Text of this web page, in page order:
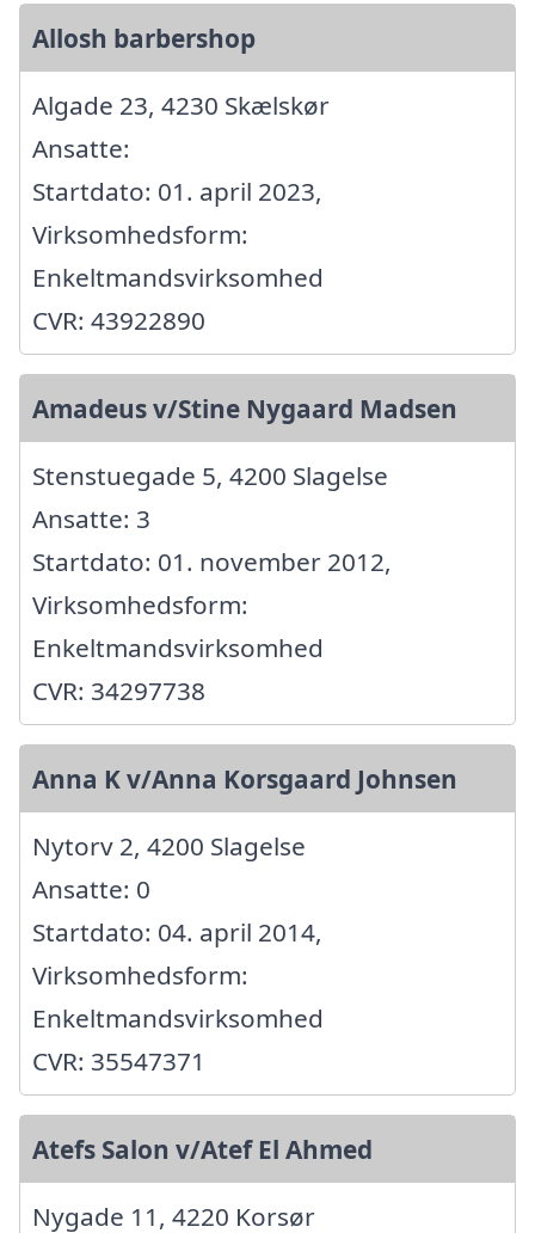
Allosh barbershop
Algade 23, 4230 Skælskør
Ansatte:
Startdato: 01. april 2023,
Virksomhedsform:
Enkeltmandsvirksomhed
CVR: 43922890
Amadeus v/Stine Nygaard Madsen
Stenstuegade 5, 4200 Slagelse
Ansatte: 3
Startdato: 01. november 2012,
Virksomhedsform:
Enkeltmandsvirksomhed
CVR: 34297738
Anna K v/Anna Korsgaard Johnsen
Nytorv 2, 4200 Slagelse
Ansatte: 0
Startdato: 04. april 2014,
Virksomhedsform:
Enkeltmandsvirksomhed
CVR: 35547371
Atefs Salon v/Atef El Ahmed
Nygade 11, 4220 Korsør